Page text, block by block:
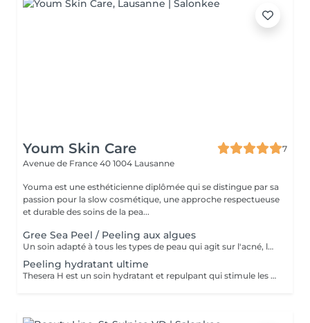
Youm Skin Care
7
Avenue de France 40 1004 Lausanne
Youma est une esthéticienne diplômée qui se distingue par sa
passion pour la slow cosmétique, une approche respectueuse
et durable des soins de la pea...
Gree Sea Peel / Peeling aux algues
Un soin adapté à tous les types de peau qui agit sur l'acné, le vieillissement, les tâches pigmentaires et autres imperfections. Grâce à ses micro-aiguilles naturelles, il stimule le collagène, accélère le renouvellement cellulaire et illumine le teint. Résultats: peau rajeunie, pores resserrés, grain affiné et éclat retrouvé dès les premières
Peeling hydratant ultime
Thesera H est un soin hydratant et repulpant qui stimule les cellules, retient l'humidité et améliore la résilience de la peau pour un teint éclatant et lumineux.